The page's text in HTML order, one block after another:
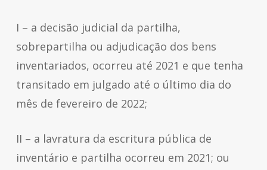
I – a decisão judicial da partilha,
sobrepartilha ou adjudicação dos bens
inventariados, ocorreu até 2021 e que tenha
transitado em julgado até o último dia do
mês de fevereiro de 2022;
II – a lavratura da escritura pública de
inventário e partilha ocorreu em 2021; ou